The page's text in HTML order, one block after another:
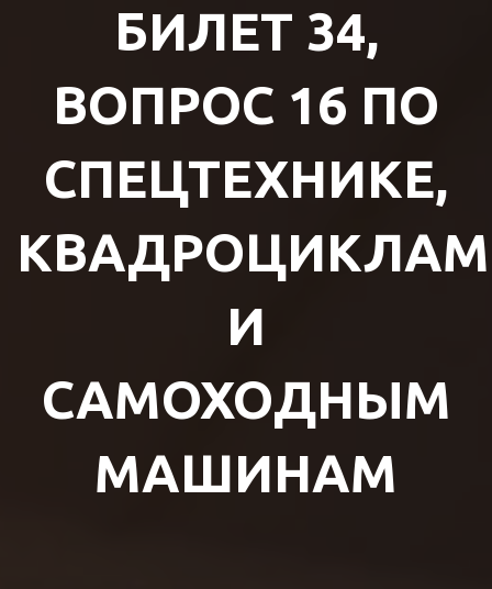
БИЛЕТ 34,
ВОПРОС 16 ПО
СПЕЦТЕХНИКЕ,
КВАДРОЦИКЛАМ
И
САМОХОДНЫМ
МАШИНАМ